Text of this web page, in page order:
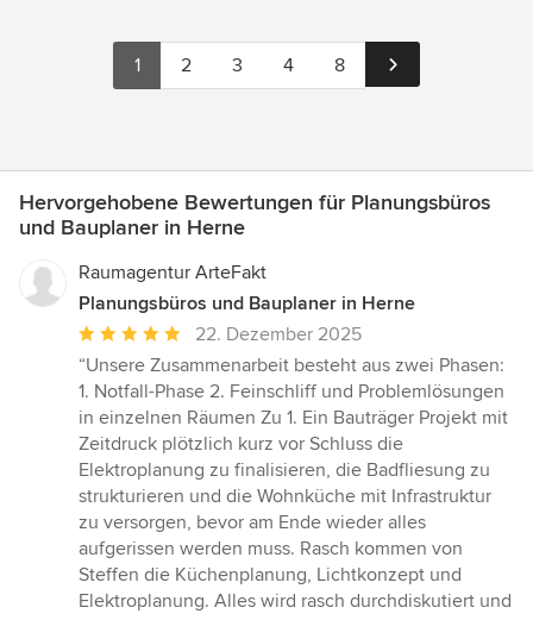
1 2 3 4 8
Hervorgehobene Bewertungen für Planungsbüros
und Bauplaner in Herne
Raumagentur ArteFakt
Planungsbüros und Bauplaner in Herne
Durchschnittliche
Bewertung:
5
von
5
Sternen
22. Dezember 2025
“Unsere Zusammenarbeit besteht aus zwei Phasen:
1. Notfall-Phase 2. Feinschliff und Problemlösungen
in einzelnen Räumen Zu 1. Ein Bauträger Projekt mit
Zeitdruck plötzlich kurz vor Schluss die
Elektroplanung zu finalisieren, die Badfliesung zu
strukturieren und die Wohnküche mit Infrastruktur
zu versorgen, bevor am Ende wieder alles
aufgerissen werden muss. Rasch kommen von
Steffen die Küchenplanung, Lichtkonzept und
Elektroplanung. Alles wird rasch durchdiskutiert und